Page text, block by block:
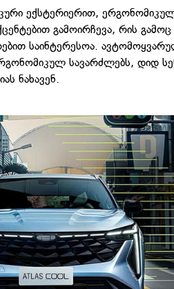
ექსტერიერით,
გამოირჩევა, რის გამოც
საინტერესოა.
სავარძლებს, დიდ
ნახავენ.